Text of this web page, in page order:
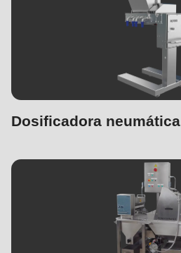
Dosificadora neumática